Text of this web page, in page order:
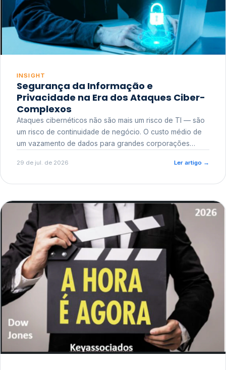
INSIGHT
Segurança da Informação e
Privacidade na Era dos Ataques Ciber-
Complexos
Ataques cibernéticos não são mais um risco de TI — são
um risco de continuidade de negócio. O custo médio de
um vazamento de dados para grandes corporações
reputacional e o risco regulatório junto a órgãos como a
29 de jul. de 2026 Ler artigo →